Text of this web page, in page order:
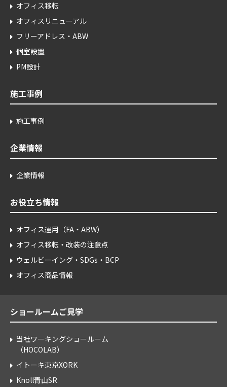
オフィス移転
オフィスリニューアル
フリーアドレス・ABW
個室設置
PM設計
施工事例
施工事例
企業情報
企業情報
お役立ち情報
オフィス運用（FA・ABW）
オフィス移転・改装の注意点
ウェルビーイング・SDGs・BCP
オフィス商品情報
ショールームご見学
当社ワーキングショールーム
（HOCOLAB）
イトーキ東京XORK
Knoll青山SR